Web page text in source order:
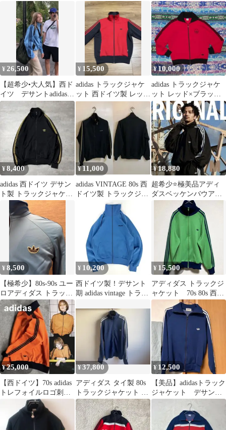
トラックジャケット
サント 古着 アディダス
ドイツ トラックジャ
ケット 黒
¥26,500
【超希少•大人気】西ド
イツ デサントadidasト
ラックジャケット ブ
ルー
¥ 15,500
adidas トラックジャケ
ット 西ドイツ製 レッド
ブラック S
¥10,000
adidas トラックジャケ
ット レッド×ブラック
サイズMサイズ
¥8,400
adidas 西ドイツ デサン
ト製 トラックジャケッ
ト トレフォイル ハイネ
ック
¥11,000
adidas VINTAGE 80s 西
ドイツ製 トラックジャ
ケット ブラック
¥18,880
超希少⭐極美品アディ
ダスベッケンバウアー
トラックジャケットXL
相当 常田大希着用
¥8,500
【極希少】80s-90s ユー
ロアディダス トラック
ジャケット 水色 OPTI
¥ 10,200
西ドイツ製！デサント
期 adidas vintage トラッ
¥ 15,500
アディダス トラックジ
ャケット 70s 80s 西ド
イツ デサント 2号
レア
¥25,000
【西ドイツ】70s adidas
トレフォイルロゴ刺繍
トラックジャケット M
¥37,800
アディダス タイ製 80s
トラックジャケット ジ
ャージ
¥ 12,500
【美品】adidasトラック
ジャケット デサント
製西ドイツ3号70s ネイ